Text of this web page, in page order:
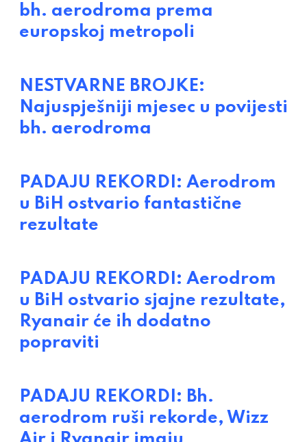
bh. aerodroma prema
europskoj metropoli
NESTVARNE BROJKE:
Najuspješniji mjesec u povijesti
bh. aerodroma
PADAJU REKORDI: Aerodrom
u BiH ostvario fantastične
rezultate
PADAJU REKORDI: Aerodrom
u BiH ostvario sjajne rezultate,
Ryanair će ih dodatno
popraviti
PADAJU REKORDI: Bh.
aerodrom ruši rekorde, Wizz